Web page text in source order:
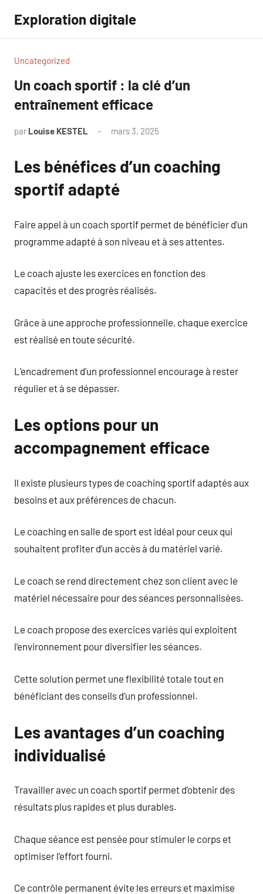
contenu
Exploration digitale
Uncategorized
Un coach sportif : la clé d’un
entraînement efficace
par Louise KESTEL mars 3, 2025
Les bénéfices d’un coaching
sportif adapté
Faire appel à un coach sportif permet de bénéficier d’un
programme adapté à son niveau et à ses attentes.
Le coach ajuste les exercices en fonction des
capacités et des progrès réalisés.
Grâce à une approche professionnelle, chaque exercice
est réalisé en toute sécurité.
L’encadrement d’un professionnel encourage à rester
régulier et à se dépasser.
Les options pour un
accompagnement efficace
Il existe plusieurs types de coaching sportif adaptés aux
besoins et aux préférences de chacun.
Le coaching en salle de sport est idéal pour ceux qui
souhaitent profiter d’un accès à du matériel varié.
Le coach se rend directement chez son client avec le
matériel nécessaire pour des séances personnalisées.
Le coach propose des exercices variés qui exploitent
l’environnement pour diversifier les séances.
Cette solution permet une flexibilité totale tout en
bénéficiant des conseils d’un professionnel.
Les avantages d’un coaching
individualisé
Travailler avec un coach sportif permet d’obtenir des
résultats plus rapides et plus durables.
Chaque séance est pensée pour stimuler le corps et
optimiser l’effort fourni.
Ce contrôle permanent évite les erreurs et maximise